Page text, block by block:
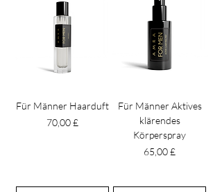
Für Männer Haarduft
Preis
70,00 £
Für Männer Aktives
klärendes
Körperspray
Preis
65,00 £